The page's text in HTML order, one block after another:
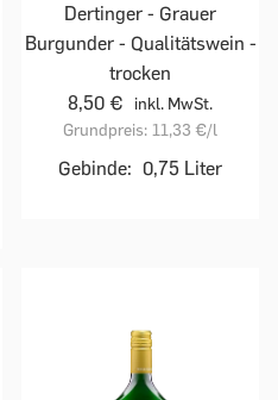
Dertinger - Grauer
Burgunder - Qualitätswein -
trocken
8,50 €
inkl. MwSt.
Grundpreis: 11,33 €/l
Gebinde: 0,75 Liter